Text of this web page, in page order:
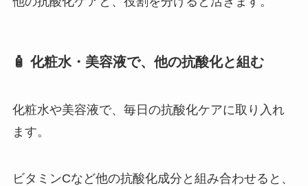
🧴 化粧水・美容液で、他の抗酸化と組む
化粧水や美容液で、毎日の抗酸化ケアに取り入れ
ます。
ビタミンCなど他の抗酸化成分と組み合わせると、